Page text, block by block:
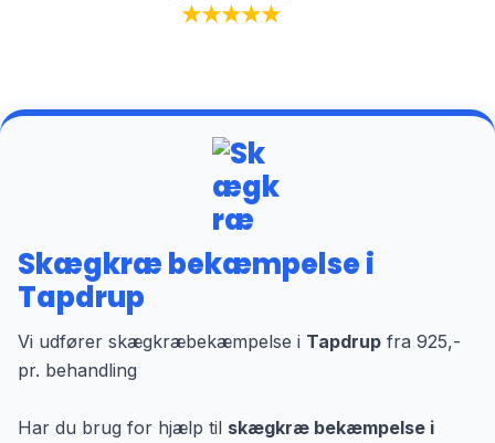
★★★★★
Skægkræ bekæmpelse i
Tapdrup
Vi udfører skægkræbekæmpelse i Tapdrup fra 925,-
pr. behandling
Har du brug for hjælp til skægkræ bekæmpelse i